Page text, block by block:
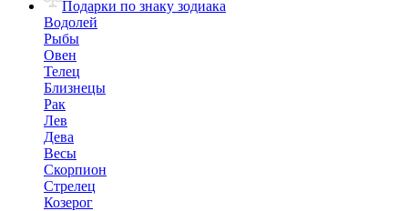
Подарки по знаку зодиака
Водолей
Рыбы
Овен
Телец
Близнецы
Рак
Лев
Дева
Весы
Скорпион
Стрелец
Козерог